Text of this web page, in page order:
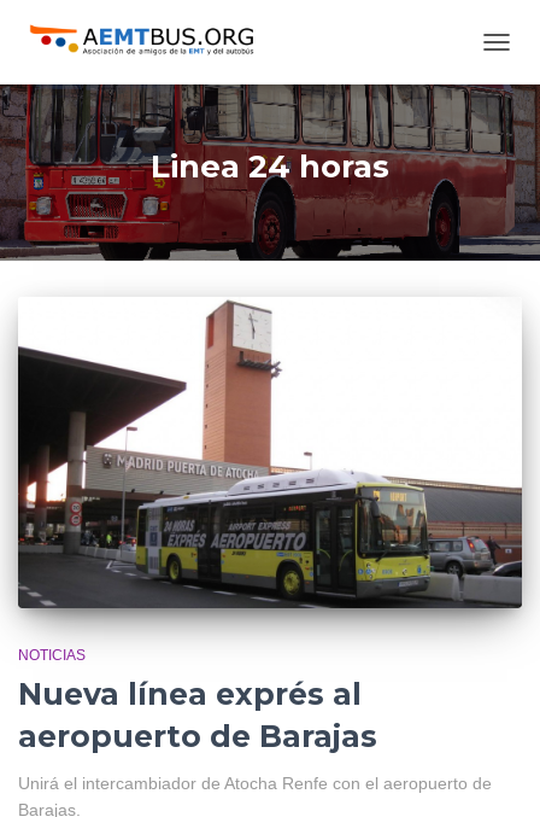
MODO
DE
Linea 24 horas
NOTICIAS
Nueva línea exprés al
aeropuerto de Barajas
Unirá el intercambiador de Atocha Renfe con el aeropuerto de
Barajas.